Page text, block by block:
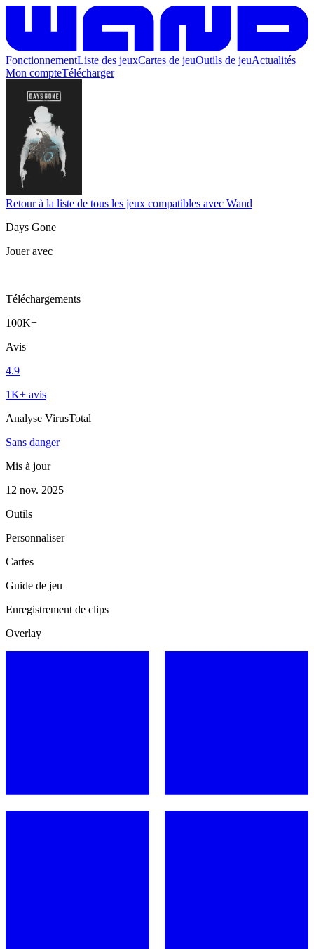
FonctionnementListe des jeuxCartes de jeuOutils de jeuActualités
Mon compteTélécharger
Retour à la liste de tous les jeux compatibles avec Wand
Days Gone
Jouer avec
Téléchargements
100K+
Avis
4.9
1K+ avis
Analyse VirusTotal
Sans danger
Mis à jour
12 nov. 2025
Outils
Personnaliser
Cartes
Guide de jeu
Enregistrement de clips
Overlay